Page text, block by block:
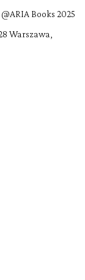
Books 2025
Warszawa,